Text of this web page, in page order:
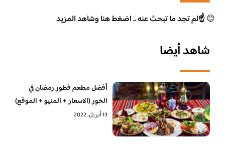
😊☝️لم تجد ما تبحث عنه .. اضغط هنا وشاهد المزيد
شاهد أيضا
أفضل مطعم فطور رمضان في
الخور (الاسعار + المنيو + الموقع)
13 أبريل، 2022